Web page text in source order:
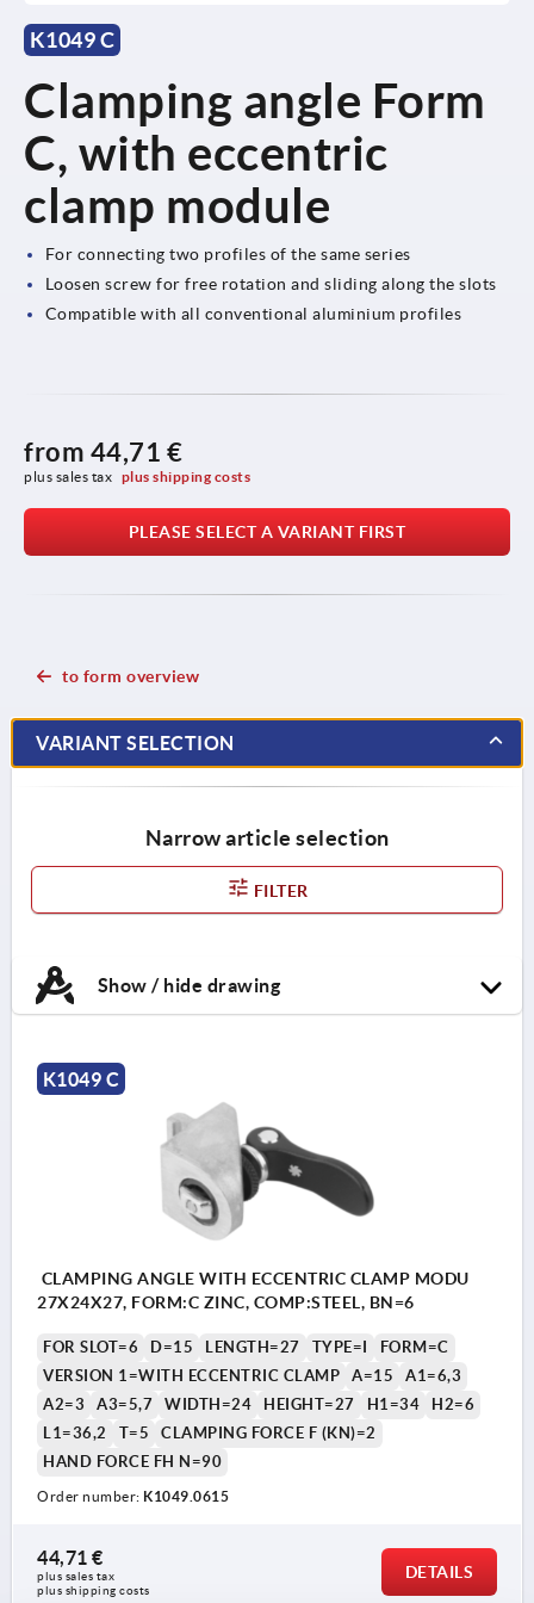
K1049 C
Clamping angle Form
C, with eccentric
clamp module
For connecting two profiles of the same series
Loosen screw for free rotation and sliding along the slots
Compatible with all conventional aluminium profiles
from 44,71 €
plus sales tax plus shipping costs
PLEASE SELECT A VARIANT FIRST
to form overview
VARIANT SELECTION
Narrow article selection
FILTER
Show / hide drawing
K1049 C
CLAMPING ANGLE WITH ECCENTRIC CLAMP MODU
27X24X27, FORM:C ZINC, COMP:STEEL, BN=6
FOR SLOT=6 D=15 LENGTH=27 TYPE=I
FORM=C
VERSION 1=WITH ECCENTRIC CLAMP
A=15
A1=6,3
A2=3
A3=5,7 WIDTH=24 HEIGHT=27 H1=34
H2=6
L1=36,2
T=5
CLAMPING FORCE F (KN)=2
HAND FORCE FH N=90
Order number: K1049.0615
44,71 €
plus sales tax
plus shipping costs
DETAILS